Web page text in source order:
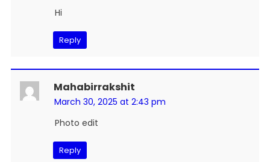
Hi
Reply
Mahabirrakshit
March 30, 2025 at 2:43 pm
Photo edit
Reply